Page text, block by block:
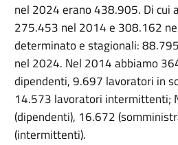
nel 2024 erano 438.905. Di cui
275.453 nel 2014 e 308.162
determinato e stagionali:
nel 2024. Nel 2014 abbiamo
dipendenti, 9.697 lavoratori in
14.573 lavoratori intermittenti;
(dipendenti), 16.672
(intermittenti).